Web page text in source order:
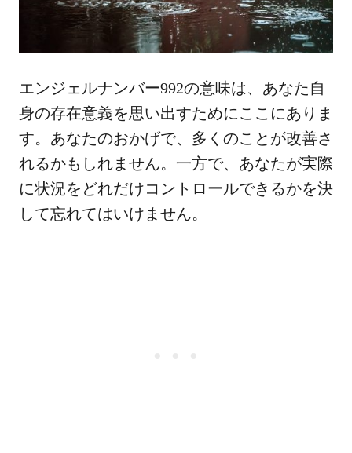
エンジェルナンバー992の意味は、あなた自
身の存在意義を思い出すためにここにありま
す。あなたのおかげで、多くのことが改善さ
れるかもしれません。一方で、あなたが実際
に状況をどれだけコントロールできるかを決
して忘れてはいけません。